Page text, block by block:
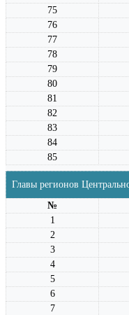
75
76
77
78
79
80
81
82
83
84
85
Главы регионов
№
1
2
3
4
5
6
7